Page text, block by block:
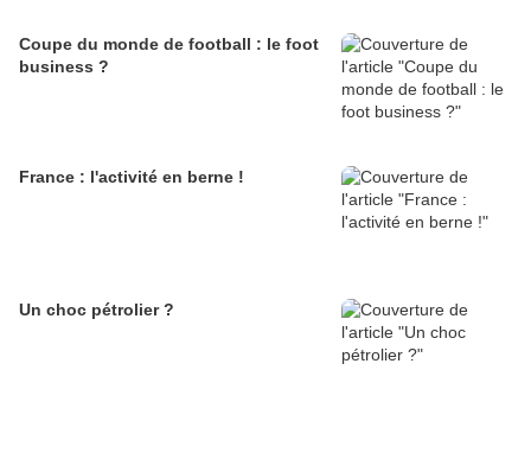
Coupe du monde de football : le foot
business ?
France : l'activité en berne !
Un choc pétrolier ?